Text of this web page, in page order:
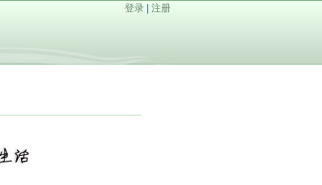
登录 注册